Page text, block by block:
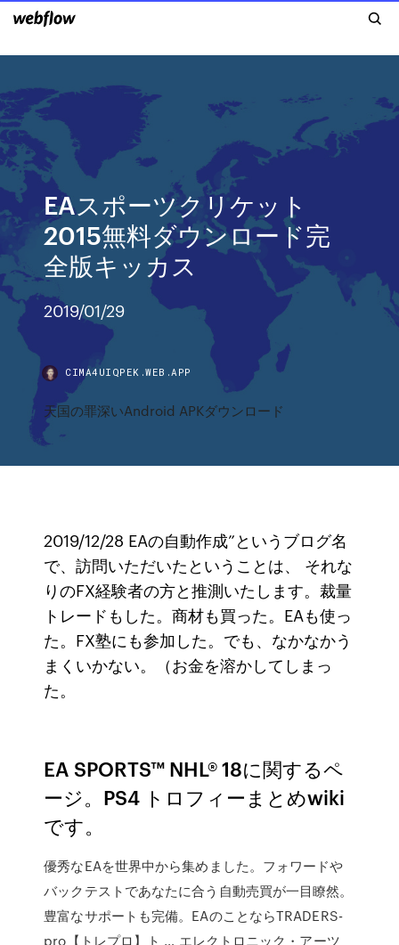
EAスポーツクリケット
2015無料ダウンロード完
全版キッカス
2019/01/29
CIMA4UIQPEK.WEB.APP
天国の罪深いAndroid APKダウンロード
2019/12/28 EAの自動作成”というブログ名
で、訪問いただいたということは、 それな
りのFX経験者の方と推測いたします。裁量
トレードもした。商材も買った。EAも使っ
た。FX塾にも参加した。でも、なかなかう
まくいかない。（お金を溶かしてしまっ
た。
EA SPORTS™ NHL® 18に関するペ
ージ。PS4 トロフィーまとめwiki
です。
優秀なEAを世界中から集めました。フォワードや
バックテストであなたに合う自動売買が一目瞭然。
豊富なサポートも完備。EAのことならTRADERS-
pro【トレプロ】ト … エレクトロニック・アーツ